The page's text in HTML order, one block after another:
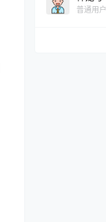
普通用户